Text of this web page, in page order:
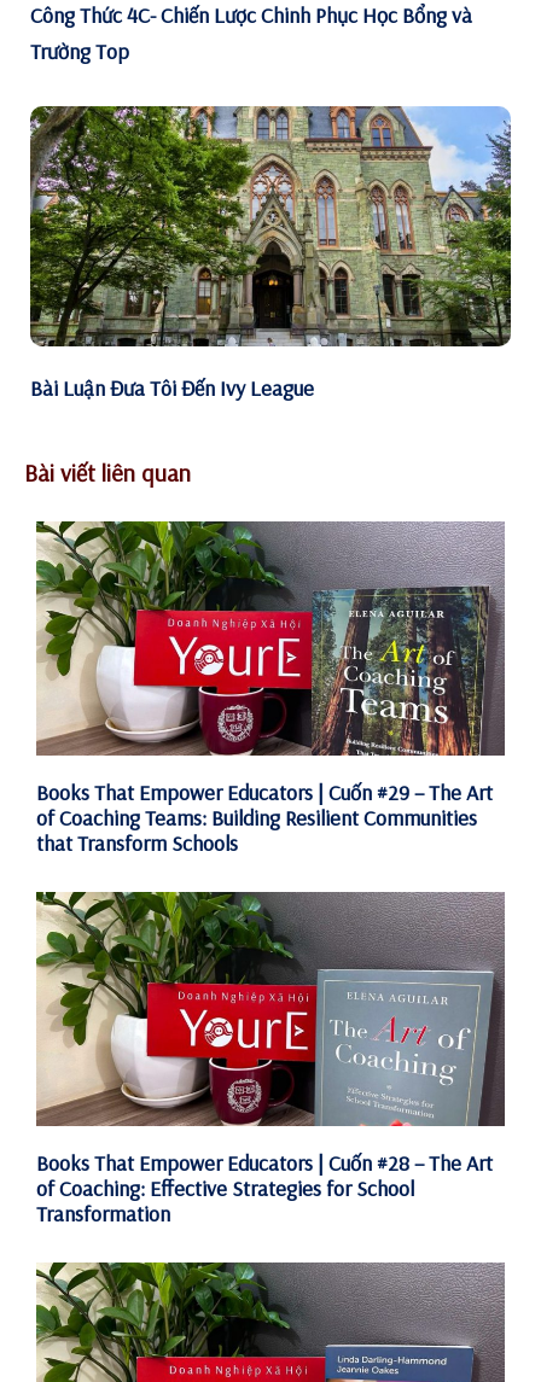
Công Thức 4C- Chiến Lược Chinh Phục Học Bổng và
Trường Top
Bài Luận Đưa Tôi Đến Ivy League
Bài viết liên quan
Books That Empower Educators | Cuốn #29 – The Art
of Coaching Teams: Building Resilient Communities
that Transform Schools
Books That Empower Educators | Cuốn #28 – The Art
of Coaching: Effective Strategies for School
Transformation